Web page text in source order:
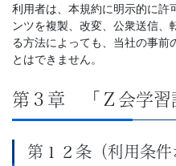
利用者は、本規約に明示的に許
ンツを複製、改変、公衆送信、
る方法によっても、当社の事前
とはできません。
第３章 「Ｚ会学習
第１２条（利用条